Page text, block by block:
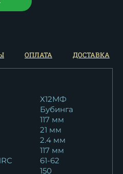
ОПЛАТА ДОСТАВКА
Х12МФ
Бубинга
117 мм
21 мм
2.4 мм
117 мм
61-62
150